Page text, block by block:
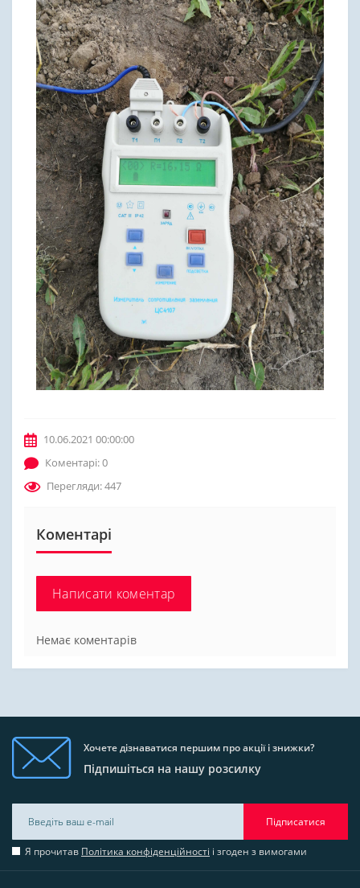
10.06.2021 00:00:00
Коментарі: 0
Перегляди: 447
Коментарі
Написати коментар
Немає коментарів
Хочете дізнаватися першим про акції і знижки?
Підпишіться на нашу розсилку
Підписатися
Я прочитав Політика конфіденційності і згоден з вимогами